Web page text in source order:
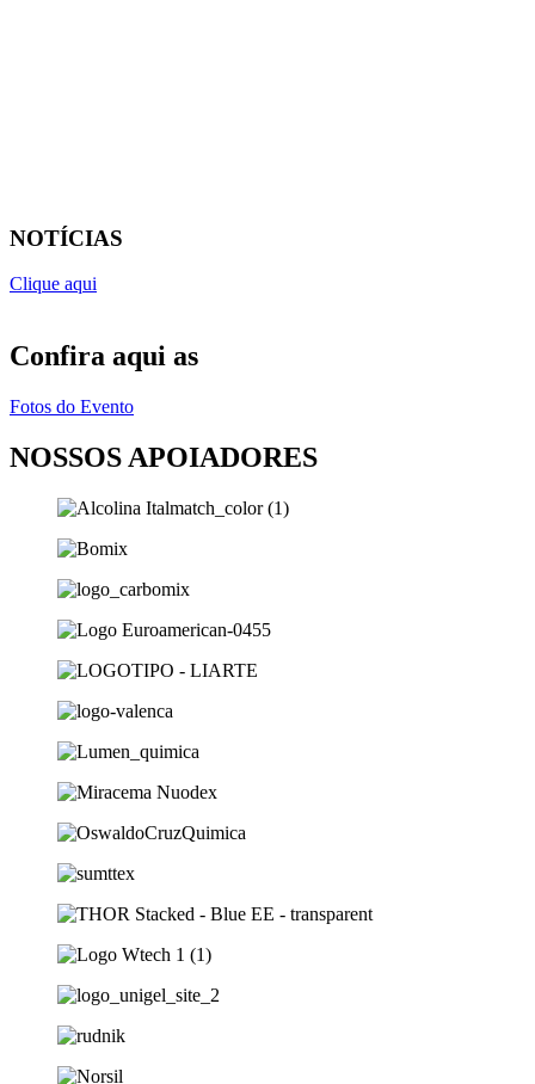
NOTÍCIAS
Clique aqui
Confira aqui as
Fotos do Evento
NOSSOS APOIADORES